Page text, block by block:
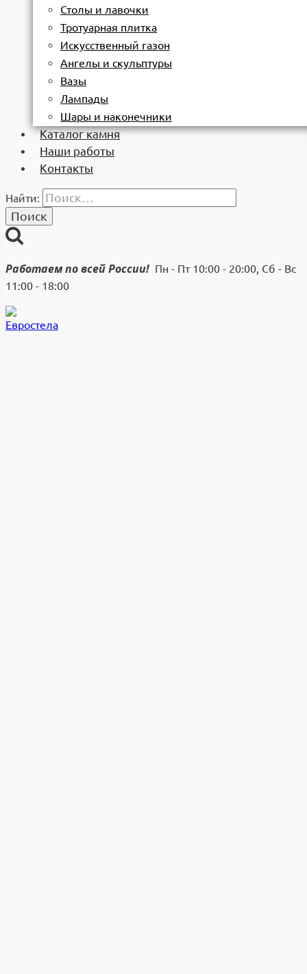
Столы и лавочки
Тротуарная плитка
Искусственный газон
Ангелы и скульптуры
Вазы
Лампады
Шары и наконечники
Каталог камня
Наши работы
Контакты
Найти:
Работаем по всей России! Пн - Пт 10:00 - 20:00, Сб - Вс
11:00 - 18:00